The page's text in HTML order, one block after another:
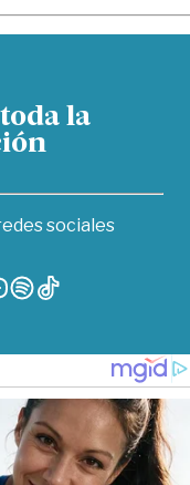
la
sociales